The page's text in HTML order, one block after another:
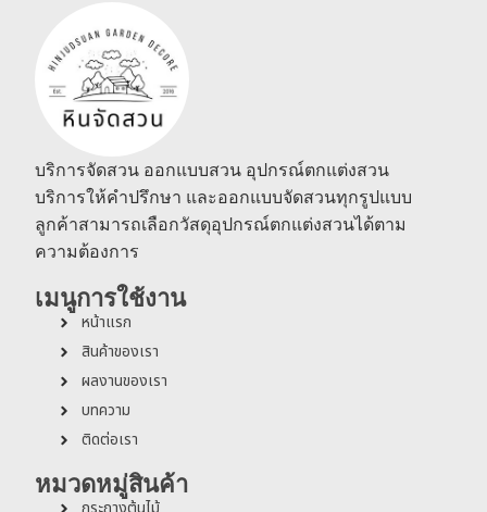
บริการจัดสวน ออกแบบสวน อุปกรณ์ตกแต่งสวน
บริการให้คำปรึกษา และออกแบบจัดสวนทุกรูปแบบ
ลูกค้าสามารถเลือกวัสดุอุปกรณ์ตกแต่งสวนได้ตาม
ความต้องการ
เมนูการใช้งาน
หน้าแรก
สินค้าของเรา
ผลงานของเรา
บทความ
ติดต่อเรา
หมวดหมู่สินค้า